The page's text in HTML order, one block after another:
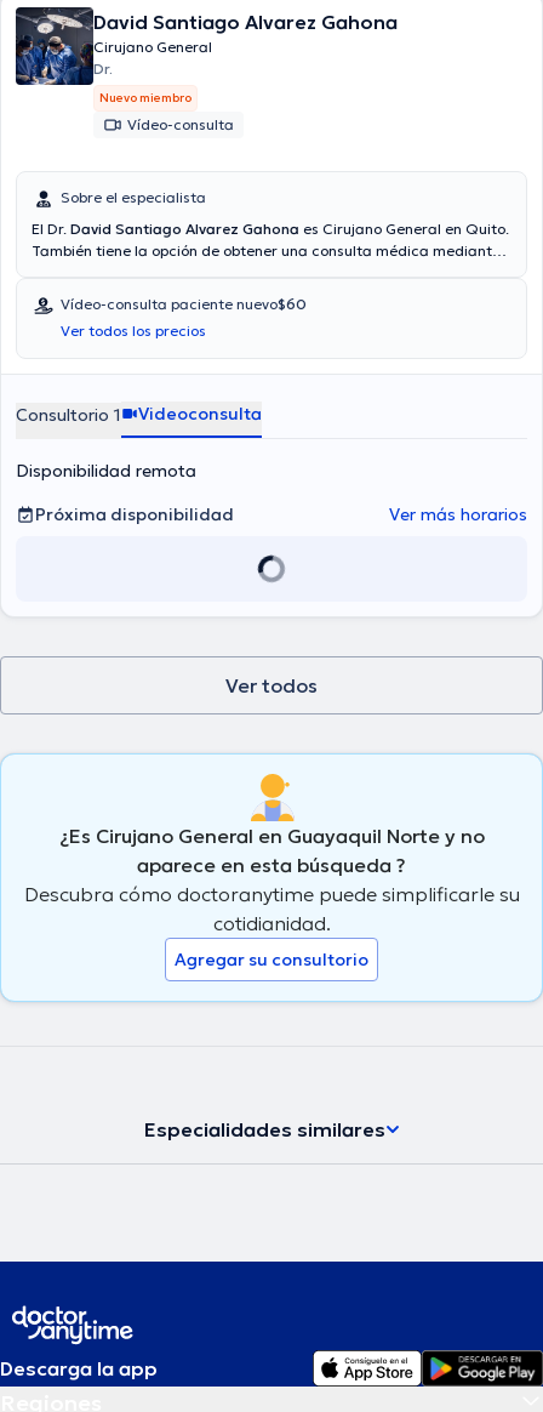
David Santiago Alvarez Gahona
Cirujano General
Dr.
Nuevo miembro
Vídeo-consulta
Sobre el especialista
El Dr. David Santiago Alvarez Gahona es Cirujano General en Quito.
También tiene la opción de obtener una consulta médica mediante
reembolso con cualquier aseguradora son aceptadas. El precio de
la consulta con el médico especialista David Santiago Alvarez
Gahona es de $60.
Vídeo-consulta paciente nuevo$60
Ver todos los precios
Consultorio 1 Videoconsulta
Disponibilidad remota
Próxima disponibilidad
Ver más horarios
Ver todos
¿Es Cirujano General en Guayaquil Norte y no
aparece en esta búsqueda ?
Descubra cómo doctoranytime puede simplificarle su
cotidianidad.
Agregar su consultorio
Especialidades similares
Descarga la app